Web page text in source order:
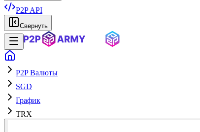
P2P API
Свернуть
P2P Валюты
SGD
График
TRX